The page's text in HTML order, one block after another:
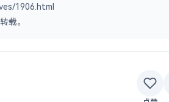
1906.html
载。